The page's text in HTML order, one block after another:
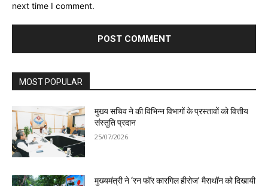
next time I comment.
MOST POPULAR
मुख्य सचिव ने की विभिन्न विभागों के प्रस्तावों को वित्तीय
संस्तुति प्रदान
25/07/2026
मुख्यमंत्री ने ‘रन फॉर कारगिल हीरोज’ मैराथॉन को दिखायी